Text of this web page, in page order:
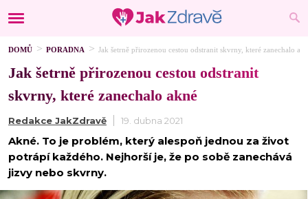
DOMŮ PORADNA Jak šetrně přirozenou cestou odstranit skvrny, které zanechalo
Jak šetrně přirozenou cestou odstranit
skvrny, které zanechalo akné
Redakce JakZdravě 19. dubna 2021
Akné. To je problém, který alespoň jednou za život
potrápí každého. Nejhorší je, že po sobě zanechává
jizvy nebo skvrny.